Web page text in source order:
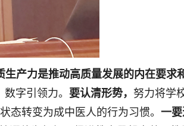
产力是推动高质量发展的内在要求
字引领力。 要认清形势， 努力将学
态转变为成中医人的行为习惯。 一